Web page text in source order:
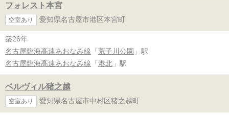
フォレスト本宮
空室あり 愛知県名古屋市港区本宮町
築26年
名古屋臨海高速あおなみ線 「 荒子川公園 」駅
名古屋臨海高速あおなみ線 「 港北 」駅
ベルヴィル猪之越
空室あり 愛知県名古屋市中村区猪之越町